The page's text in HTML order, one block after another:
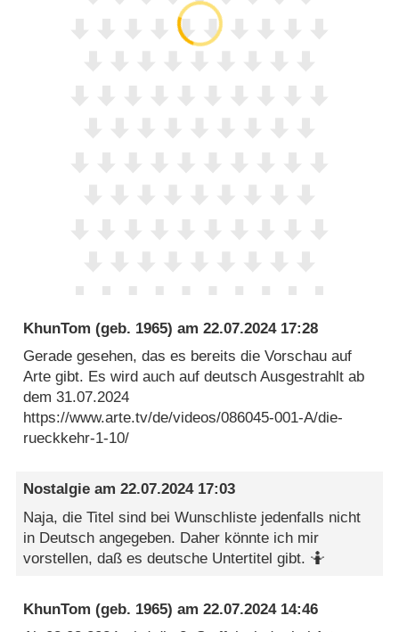
KhunTom (geb. 1965) am22.07.2024 17:28
Gerade gesehen, das es bereits die Vorschau auf
Arte gibt. Es wird auch auf deutsch Ausgestrahlt ab
dem 31.07.2024
https://www.arte.tv/de/videos/086045-001-A/die-
rueckkehr-1-10/
Nostalgie am22.07.2024 17:03
Naja, die Titel sind bei Wunschliste jedenfalls nicht
in Deutsch angegeben. Daher könnte ich mir
vorstellen, daß es deutsche Untertitel gibt. 🤷
KhunTom (geb. 1965) am22.07.2024 14:46